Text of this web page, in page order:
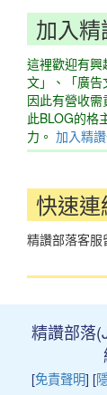
加入
這裡歡迎有
文」、「廣
因此有營收
此BLOG的格
力。 加入精
快速連
精讚部落客服
精讚部落
[免責聲明] [